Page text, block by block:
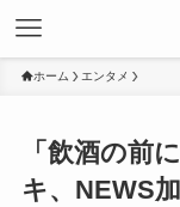
ホーム エンタメ
「飲酒の前
キ、NEWS